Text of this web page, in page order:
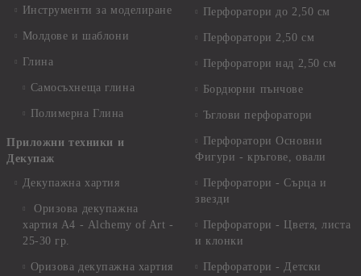
Инструменти за моделиране
Молдове и шаблони
Глина
Самосъхнеща глина
Полимерна Глина
Приложни техники и
Декупаж
Декупажна хартия
Оризова декупажна
хартия А4 - Alchemy of Art -
25-30 гр.
Оризова декупажна хартия
Перфоратори до 2,50 см
Перфоратори 2,50 см
Перфоратори над 2,50 см
Бордюрни пънчове
Ъглови перфоратори
Перфоратори Основни
Фигури - кръгове, овали
Перфоратори - Сърца и
звезди
Перфоратори - Цветя, листа
и клонки
Перфоратори - Детски